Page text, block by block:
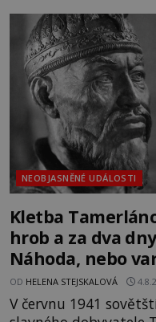
mezi vůdce
skutečně jistou
NEOBJASNĚNÉ UDÁLOSTI
Kletba
hrob a za dva
Náhoda, nebo
OD HELENA STEJSKALOVÁ
V červnu 1941